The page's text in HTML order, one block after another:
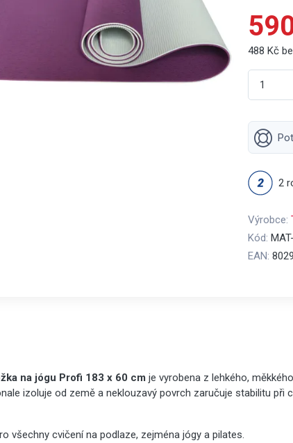
488 Kč
2
Výrobce:
Kód:
EAN:
na jógu Profi 183 x 60 cm je vyrobena z lehkého,
izoluje od země a neklouzavý povrch zaručuje stabilitu při
všechny cvičení na podlaze, zejména jógy a pilates.